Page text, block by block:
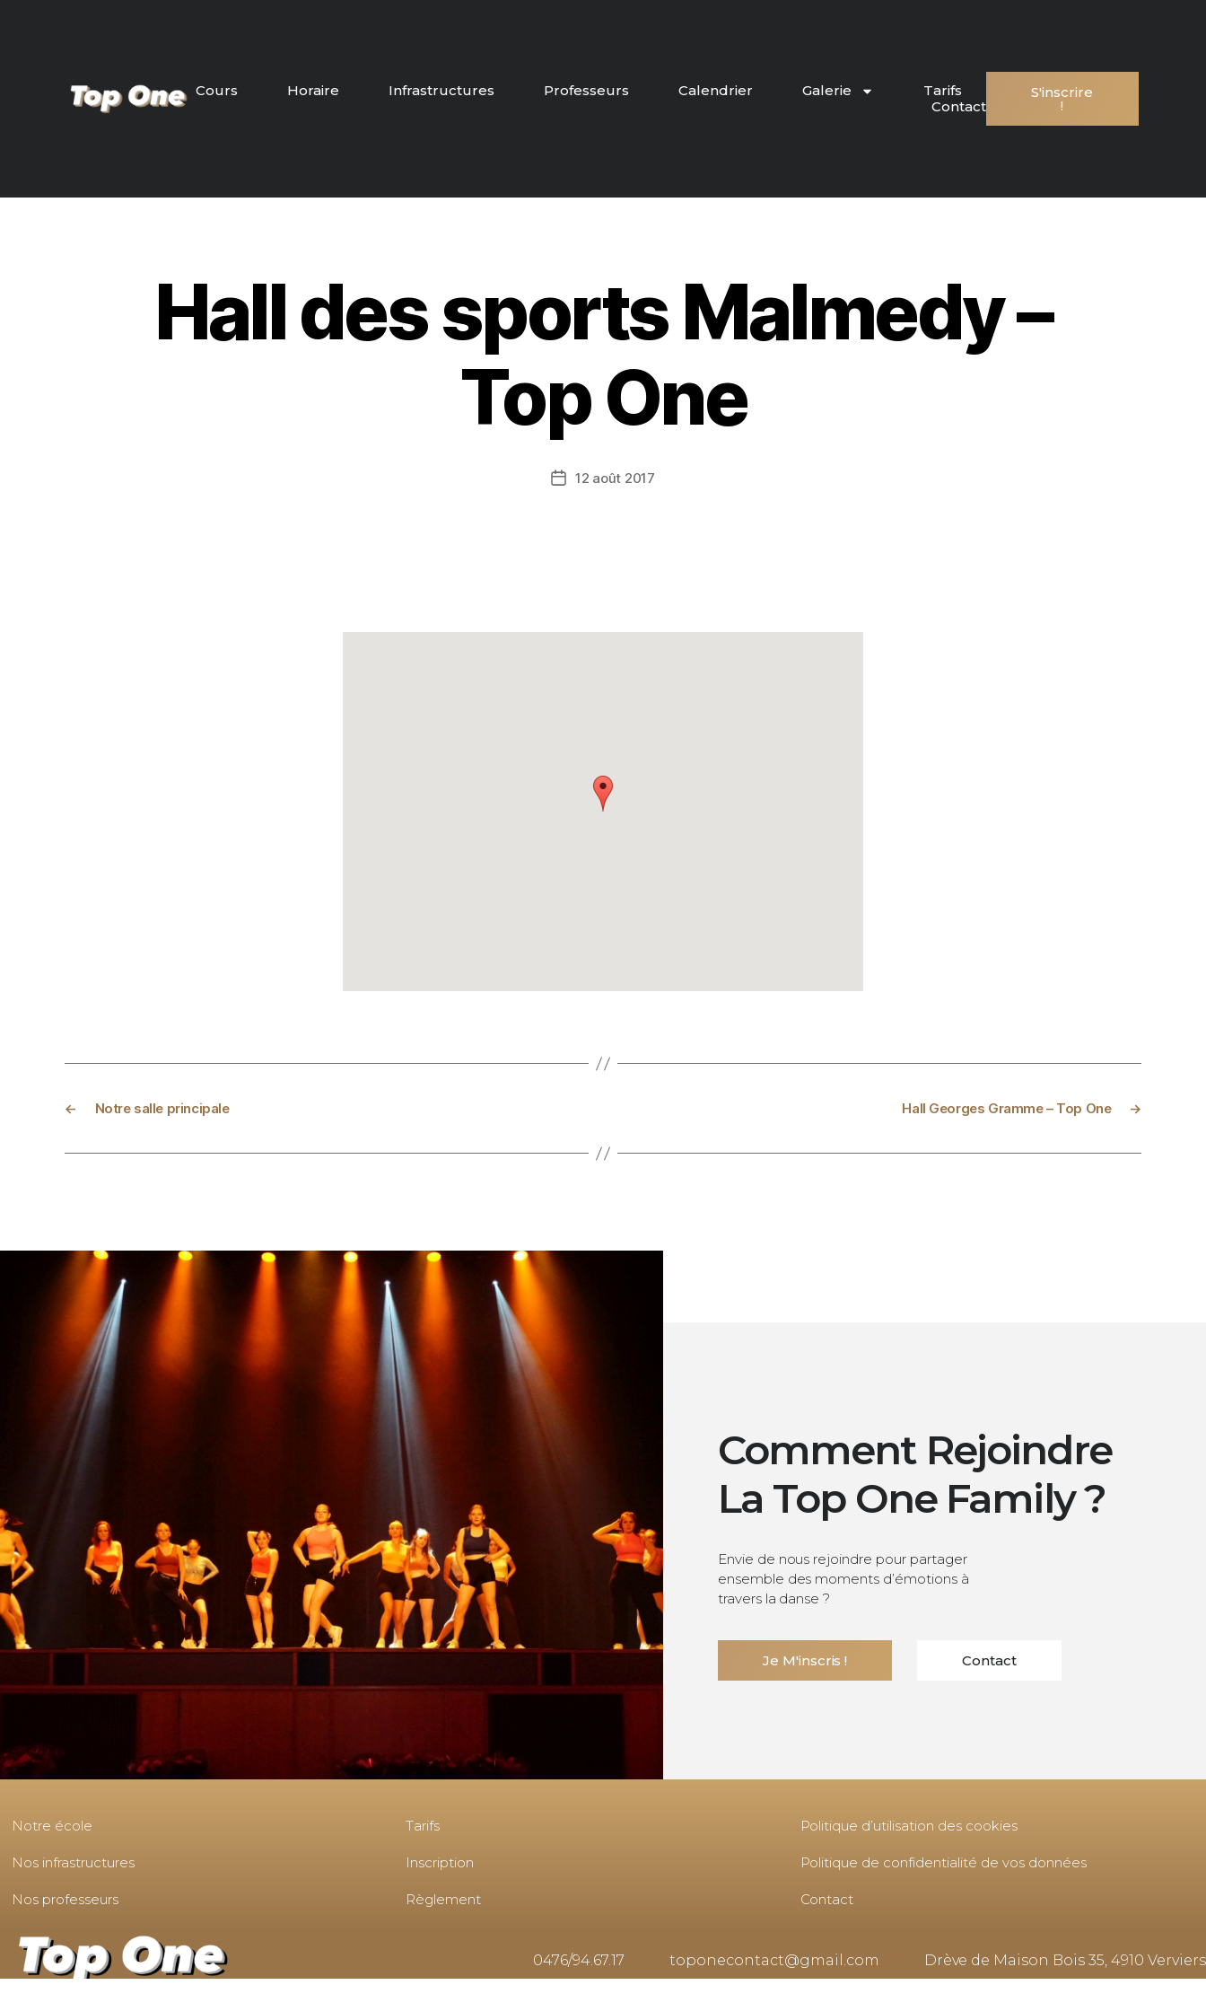
Cours Horaire Infrastructures Professeurs Calendrier Galerie
Tarifs
Contact
S'inscrire
!
Hall des sports Malmedy –
Top One
12 août 2017
← Notre salle principale →
Hall Georges Gramme – Top One
Comment Rejoindre
La Top One Family ?
Envie de nous rejoindre pour partager
ensemble des moments d’émotions à
travers la danse ?
Je M'inscris ! Contact
Notre école
Nos infrastructures
Nos professeurs
Tarifs
Inscription
Règlement
Politique d’utilisation des cookies
Politique de confidentialité de vos données
Contact
0476/94.67.17 toponecontact@gmail.com Drève de Maison Bois 35, 4910 Verviers